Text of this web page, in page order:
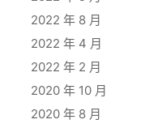
2022 年 8 月
2022 年 4 月
2022 年 2 月
2020 年 10 月
2020 年 8 月